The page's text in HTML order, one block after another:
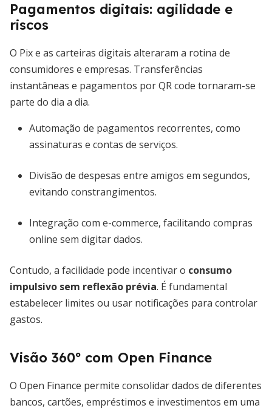
Pagamentos digitais: agilidade e
riscos
O Pix e as carteiras digitais alteraram a rotina de
consumidores e empresas. Transferências
instantâneas e pagamentos por QR code tornaram-se
parte do dia a dia.
Automação de pagamentos recorrentes, como
assinaturas e contas de serviços.
Divisão de despesas entre amigos em segundos,
evitando constrangimentos.
Integração com e-commerce, facilitando compras
online sem digitar dados.
Contudo, a facilidade pode incentivar o consumo
impulsivo sem reflexão prévia. É fundamental
estabelecer limites ou usar notificações para controlar
gastos.
Visão 360º com Open Finance
O Open Finance permite consolidar dados de diferentes
bancos, cartões, empréstimos e investimentos em uma